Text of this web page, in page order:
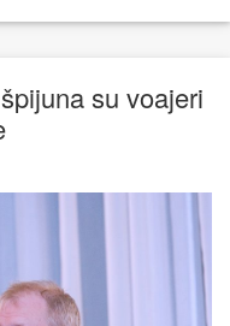
su voajeri